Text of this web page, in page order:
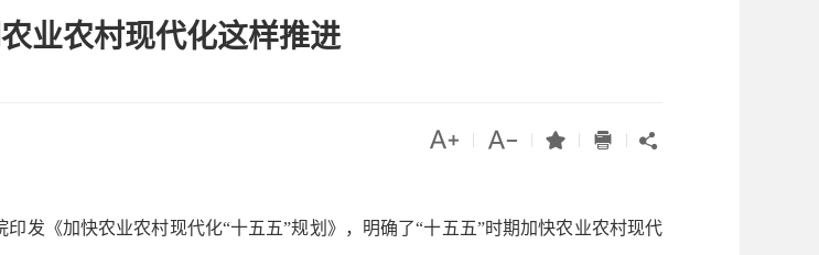
业农村现代化这样推进
    
《加快农业农村现代化“十五五”规划》，明确了“十五五”时期加快农业农村现代